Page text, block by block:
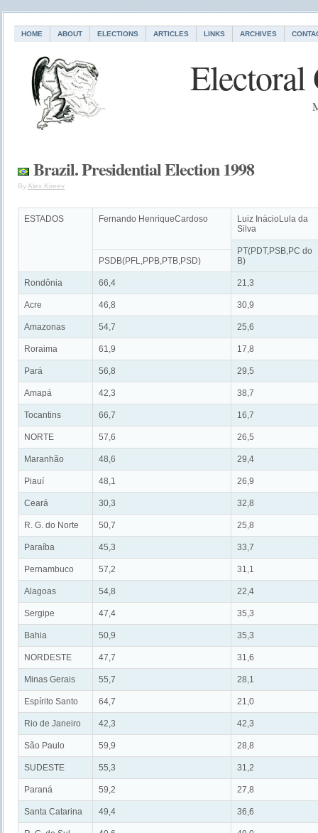
HOME ABOUT ELECTIONS ARTICLES LINKS ARCHIVES
Electoral
Brazil. Presidential Election 1998
By Alex Kireev
ESTADOS Fernando HenriqueCardoso
Luiz InácioLula da
Silva
PT(PDT,PSB,PC do
B)
PSDB(PFL,PPB,PTB,PSD)
Rondônia 66,4 21,3
Acre 46,8 30,9
Amazonas 54,7 25,6
Roraima 61,9 17,8
Pará 56,8 29,5
Amapá 42,3 38,7
Tocantins 66,7 16,7
NORTE 57,6 26,5
Maranhão 48,6 29,4
Piauí 48,1 26,9
Ceará 30,3 32,8
R. G. do Norte 50,7 25,8
Paraíba 45,3 33,7
Pernambuco 57,2 31,1
Alagoas 54,8 22,4
Sergipe 47,4 35,3
Bahia 50,9 35,3
NORDESTE 47,7 31,6
Minas Gerais 55,7 28,1
Espírito Santo 64,7 21,0
Rio de Janeiro 42,3 42,3
São Paulo 59,9 28,8
SUDESTE 55,3 31,2
Paraná 59,2 27,8
Santa Catarina 49,4 36,6